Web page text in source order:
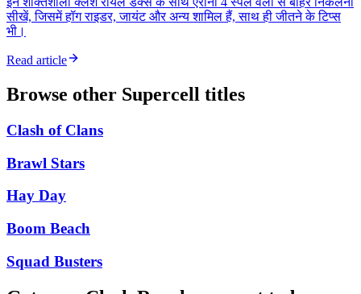
सीखें, जिसमें हॉग राइडर, जायंट और अन्य शामिल हैं, साथ ही जीतने के टिप्स
भी।
Read article
Browse other Supercell titles
Clash of Clans
Brawl Stars
Hay Day
Boom Beach
Squad Busters